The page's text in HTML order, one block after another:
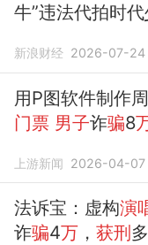
牛”违法代拍时
新浪财经 2026-07-24
用P图软件制作
门票 男子诈骗8
上游新闻 2026-04-07
法诉宝：虚构演
诈骗4万， 获刑